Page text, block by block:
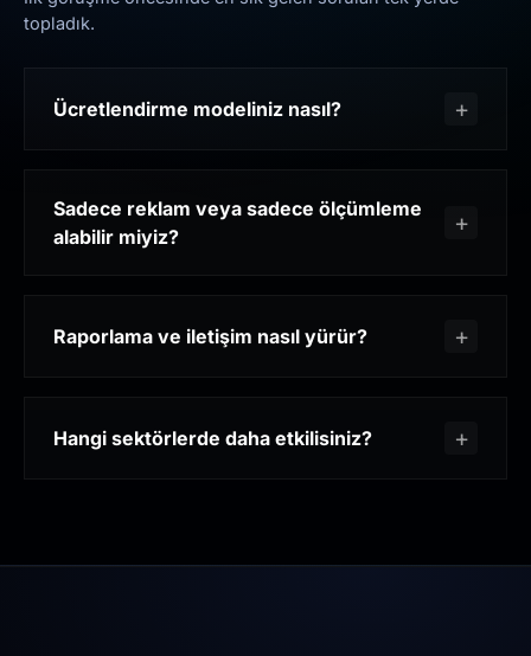
topladık.
Ücretlendirme modeliniz nasıl?
Sadece reklam veya sadece ölçümleme
alabilir miyiz?
Raporlama ve iletişim nasıl yürür?
Hangi sektörlerde daha etkilisiniz?